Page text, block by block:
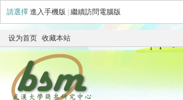
請選擇 進入手機版 繼續訪問電腦版
设为首页 收藏本站